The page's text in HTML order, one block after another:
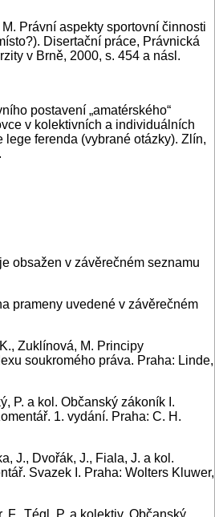
Právní aspekty sportovní činnosti
Disertační práce, Právnická
v Brně, 2000, s. 454 a násl.
postavení „amatérského“
v kolektivních a individuálních
lege ferenda (vybrané otázky). Zlín,
obsažen v závěrečném seznamu
prameny uvedené v závěrečném
Zuklínová, M. Principy
soukromého práva. Praha: Linde,
P. a kol. Občanský zákoník I.
1. vydání. Praha: C. H.
J., Dvořák, J., Fiala, J. a kol.
Svazek I. Praha: Wolters Kluwer,